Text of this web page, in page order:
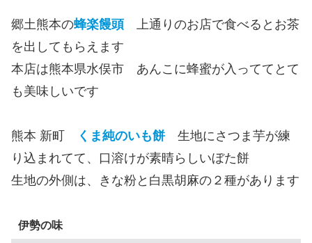
郷土熊本の蜂楽饅頭 上通りのお店で食べるとお茶
を出してもらえます
本店は熊本県水俣市 あんこに蜂蜜が入っててとて
も美味しいです
熊本 新町 くま純のいも餅 生地にさつま芋が練
り込まれてて、口溶けが素晴らしいぼた餅
生地の外側は、きな粉と白黒胡麻の２種があります
伊勢の味